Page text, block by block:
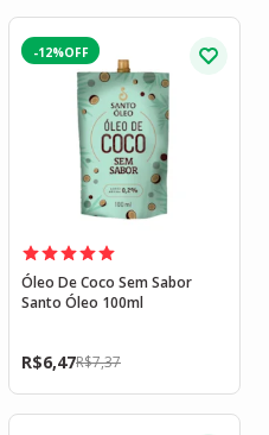
-12%
Óleo De Coco Sem Sabor
Santo Óleo 100ml
R$7,37
R$6,47